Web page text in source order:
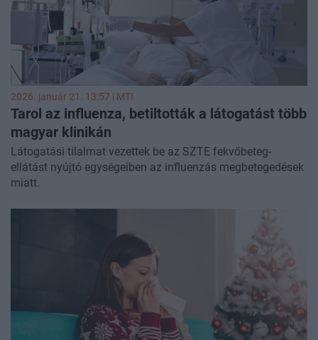
2026. január 21. 13:57 | MTI
Tarol az influenza, betiltották a látogatást több
magyar klinikán
Látogatási tilalmat vezettek be az SZTE fekvőbeteg-
ellátást nyújtó egységeiben az influenzás megbetegedések
miatt.